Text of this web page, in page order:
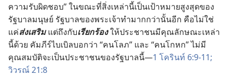
ความรับผิดชอบ” ในขณะที่สิ่งเหล่านี้เป็นเป้าหมายสูงสุดของ
รัฐบาลมนุษย์ รัฐบาลของพระเจ้าทำมากกว่านั้นอีก คือไม่ใช่
แค่ส่งเสริมแต่ถึงกับเรียกร้องให้ประชาชนมีคุณลักษณะเหล่า
นี้ด้วย คัมภีร์ไบเบิลบอกว่า “คนโลภ” และ “คนโกหก” ไม่มี
คุณสมบัติจะเป็นประชาชนของรัฐบาลนี้—1 โครินท์ 6:9-11;
วิวรณ์ 21:8